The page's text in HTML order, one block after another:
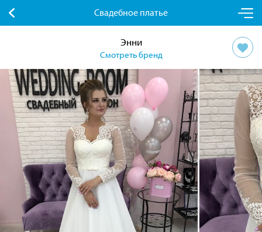
Свадебное платье
Энни
Смотреть бренд